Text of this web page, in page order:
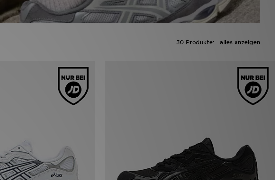
alles anzeigen
30 Produkte: